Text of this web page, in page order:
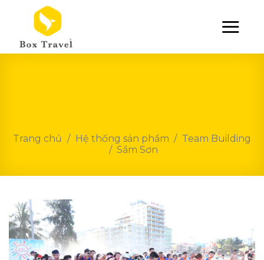
Trang chủ / Hệ thống sản phẩm / Team Building
/ Sầm Sơn